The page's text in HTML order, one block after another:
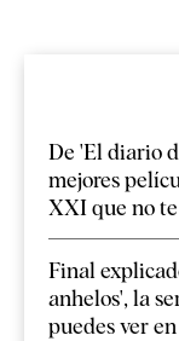
De 'El diario
mejores
XXI que no
Final
anhelos', la
puedes ver